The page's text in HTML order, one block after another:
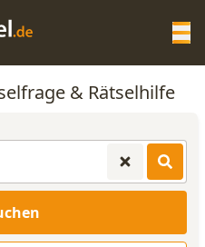
HILFE
GENERATOR
& Rätselhilfe